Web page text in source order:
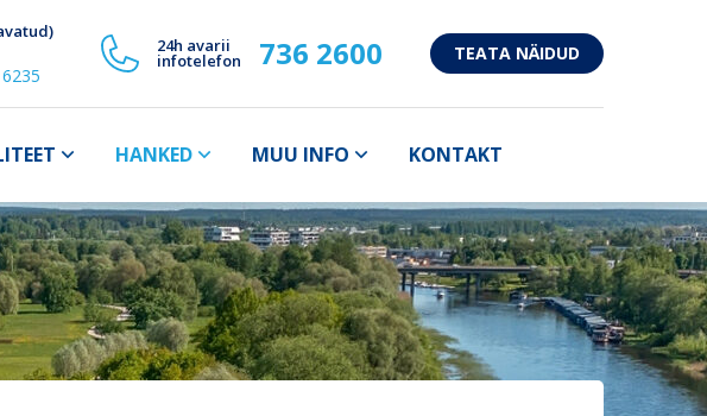
24h avarii
infotelefon 736 2600 TEATA NÄIDUD
HANKED MUU INFO KONTAKT